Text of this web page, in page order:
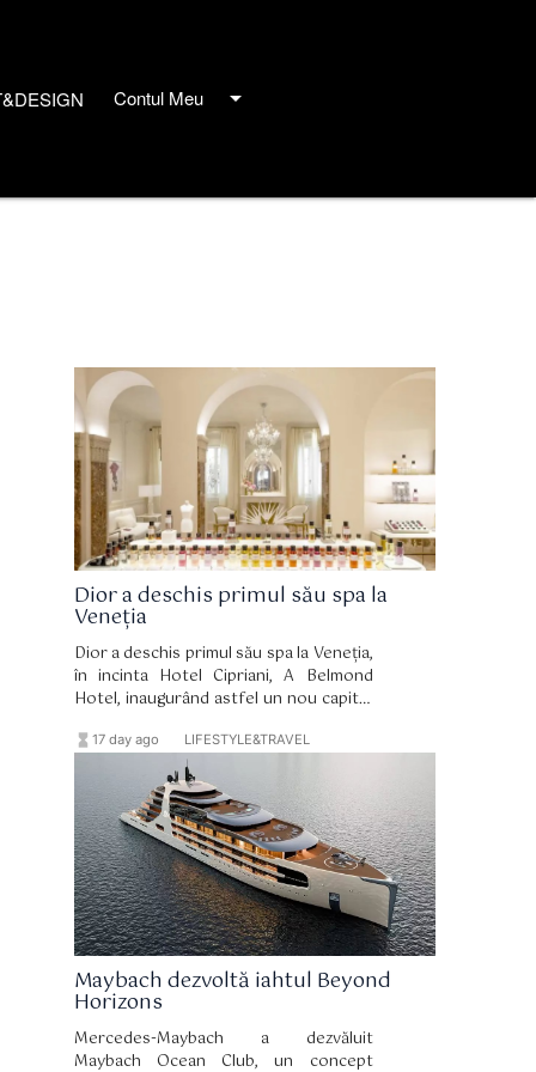
Contul Meu arrow_drop_down
Dior a deschis primul său spa la
Veneția
Dior a deschis primul său spa la Veneția,
în incinta Hotel Cipriani, A Belmond
Hotel, inaugurând astfel un nou capitol
celebrul oraș italian. Spa-ul și-a primit
primii oaspeți pe 15 iulie și reprezintă
una dintre componentele de bază ale
amplului proces de renovare a
hotelului, coordonat de arhitectul
Peter Marino.
hourglass_full 17 day ago LIFESTYLE&TRAVEL
Maybach dezvoltă iahtul Beyond
Horizons
Mercedes-Maybach a dezvăluit
Maybach Ocean Club, un concept